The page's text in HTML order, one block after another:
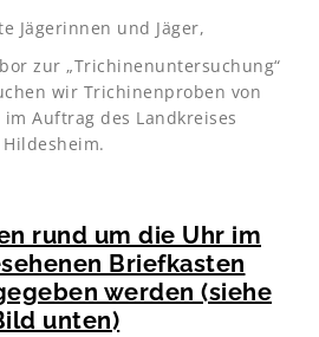
Jägerinnen und Jäger,
zur „Trichinenuntersuchung“
wir Trichinenproben von
Auftrag des Landkreises
Hildesheim.
rund um die Uhr im
Briefkasten
werden (siehe
unten)